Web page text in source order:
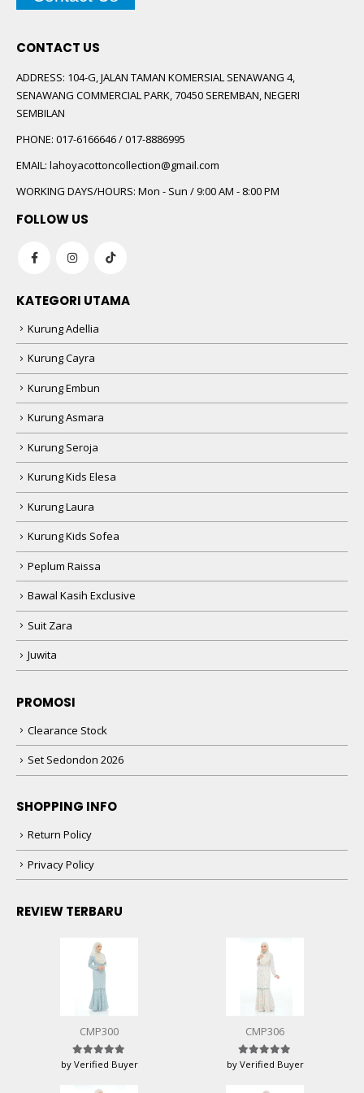
CONTACT US
ADDRESS: 104-G, JALAN TAMAN KOMERSIAL SENAWANG 4,
SENAWANG COMMERCIAL PARK, 70450 SEREMBAN, NEGERI
SEMBILAN
PHONE: 017-6166646 / 017-8886995
EMAIL: lahoyacottoncollection@gmail.com
WORKING DAYS/HOURS: Mon - Sun / 9:00 AM - 8:00 PM
FOLLOW US
KATEGORI UTAMA
Kurung Adellia
Kurung Cayra
Kurung Embun
Kurung Asmara
Kurung Seroja
Kurung Kids Elesa
Kurung Laura
Kurung Kids Sofea
Peplum Raissa
Bawal Kasih Exclusive
Suit Zara
Juwita
PROMOSI
Clearance Stock
Set Sedondon 2026
SHOPPING INFO
Return Policy
Privacy Policy
REVIEW TERBARU
CMP300
Rated5 out of 5
by Verified Buyer
CMP306
Rated5 out of 5
by Verified Buyer